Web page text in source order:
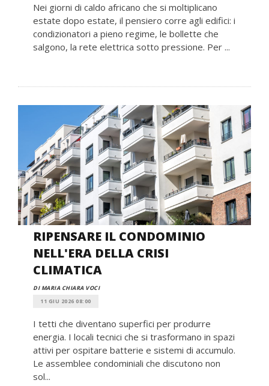
Nei giorni di caldo africano che si moltiplicano
estate dopo estate, il pensiero corre agli edifici: i
condizionatori a pieno regime, le bollette che
salgono, la rete elettrica sotto pressione. Per ...
RIPENSARE IL CONDOMINIO
NELL'ERA DELLA CRISI
CLIMATICA
DI MARIA CHIARA VOCI
11 GIU 2026 08:00
I tetti che diventano superfici per produrre
energia. I locali tecnici che si trasformano in spazi
attivi per ospitare batterie e sistemi di accumulo.
Le assemblee condominiali che discutono non
sol...